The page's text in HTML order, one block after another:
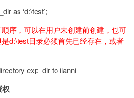
as ‘d:\test’;
顺序，可以在用户未创建前创建，也可
d:\test目录必须首先已经存在，或者
exp_dir to ilanni;
权